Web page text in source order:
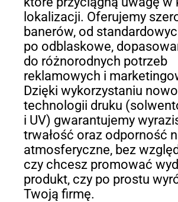
lokalizacji. Oferujemy
banerów, od
po odblaskowe,
do różnorodnych potrzeb
reklamowych i
Dzięki wykorzystaniu
technologii druku
i UV) gwarantujemy
trwałość oraz odporność
atmosferyczne, bez
czy chcesz promować
produkt, czy po prostu
Twoją firmę.